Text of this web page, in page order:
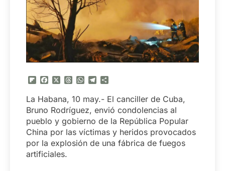
Flipboard
FacebookThreadsWhatsApp
Telegram
La Habana, 10 may.- El canciller de Cuba,
Bruno Rodríguez, envió condolencias al
pueblo y gobierno de la República Popular
China por las víctimas y heridos provocados
por la explosión de una fábrica de fuegos
artificiales.